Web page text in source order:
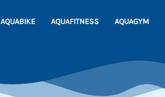
AQUABIKE AQUAFITNESS AQUAGYM